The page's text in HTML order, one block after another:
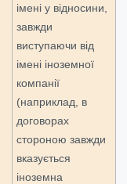
імені у відносини,
завжди
виступаючи від
імені іноземної
компанії
(наприклад, в
договорах
стороною завжди
вказується
іноземна